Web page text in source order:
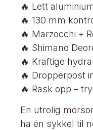
🔥 Lett
🔥 130 mm
🔥 Marzocchi +
🔥 Shimano
🔥 Kraftige
🔥 Dropperpost
🔥 Rask opp –
En utrolig
ha én sykkel til